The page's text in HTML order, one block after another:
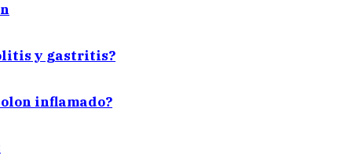
y gastritis?
inflamado?